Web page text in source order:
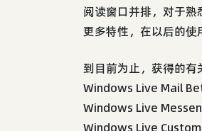
阅读窗口并排，对于熟
更多特性，在以后的使
到目前为止，获得的有
Windows Live Mail
Windows Live
Windows Live